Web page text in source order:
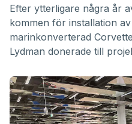
Efter ytterligare några år
kommen för installation
marinkonverterad
Lydman donerade till